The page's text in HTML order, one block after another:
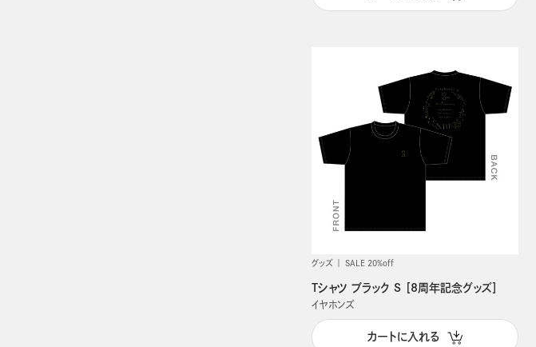
グッズ SALE 20%off
Tシャツ ブラック S ［8周年記念グッズ］
イヤホンズ
カートに入れる